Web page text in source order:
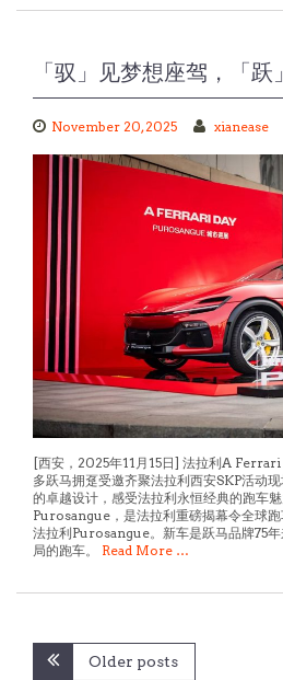
「驭」见梦想座驾，「跃
多跃马拥趸受邀齐聚法拉利西安SKP活动
的卓越设计，感受法拉利永恒经典的跑车
Purosangue，是法拉利重磅揭幕令全球跑
法拉利Purosangue。新车是跃马品牌75
局的跑车。Read More …
Posts
navigation
Older posts